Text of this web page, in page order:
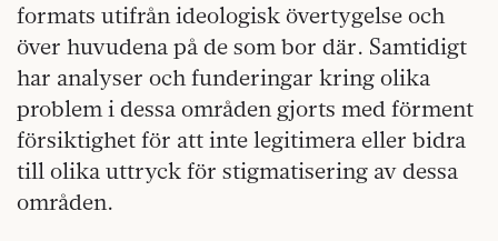
formats utifrån ideologisk övertygelse och
över huvudena på de som bor där. Samtidigt
har analyser och funderingar kring olika
problem i dessa områden gjorts med förment
försiktighet för att inte legitimera eller bidra
till olika uttryck för stigmatisering av dessa
områden.